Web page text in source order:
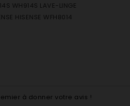
WH914S LAVE-LINGE
HISENSE WFH8014
à donner votre avis !